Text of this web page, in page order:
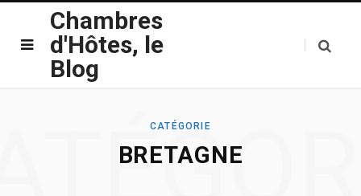
Chambres
d'Hôtes, le
Blog
CATÉGORIE
BRETAGNE